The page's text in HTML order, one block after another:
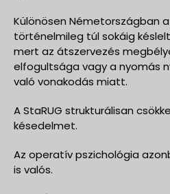
Különösen Németországban
történelmileg túl sokáig
mert az átszervezés
elfogultsága vagy a nyomás
való vonakodás miatt.
A StaRUG strukturálisan
késedelmet.
Az operatív pszichológia
is valós.